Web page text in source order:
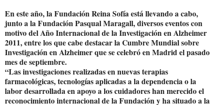
En este año, la Fundación Reina Sofía está llevando a cabo,
junto a la Fundación Pasqual Maragall, diversos eventos con
motivo del Año Internacional de la Investigación en Alzheimer
2011, entre los que cabe destacar la Cumbre Mundial sobre
Investigación en Alzheimer que se celebró en Madrid el pasado
mes de septiembre.
“Las investigaciones realizadas en nuevas terapias
farmacológicas, tecnologías aplicadas a la dependencia o la
labor desarrollada en apoyo a los cuidadores han merecido el
reconocimiento internacional de la Fundación y ha situado a la